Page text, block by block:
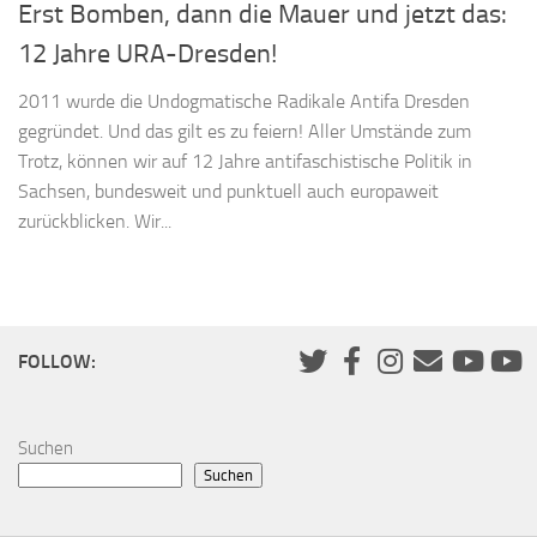
Erst Bomben, dann die Mauer und jetzt das:
12 Jahre URA-Dresden!
2011 wurde die Undogmatische Radikale Antifa Dresden
gegründet. Und das gilt es zu feiern! Aller Umstände zum
Trotz, können wir auf 12 Jahre antifaschistische Politik in
Sachsen, bundesweit und punktuell auch europaweit
zurückblicken. Wir...
FOLLOW:
Suchen
Suchen